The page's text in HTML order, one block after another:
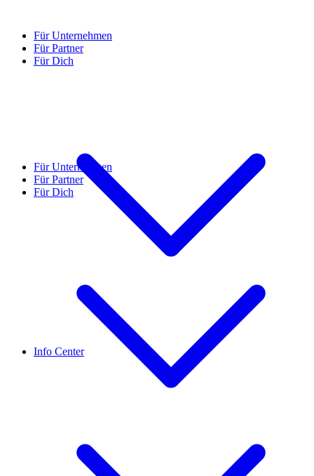
Für Unternehmen
Für Partner
Für Dich
Info Center
Für Unternehmen
Für Partner
Für Dich